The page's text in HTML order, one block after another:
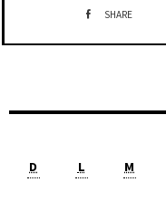
D L M
SHARE